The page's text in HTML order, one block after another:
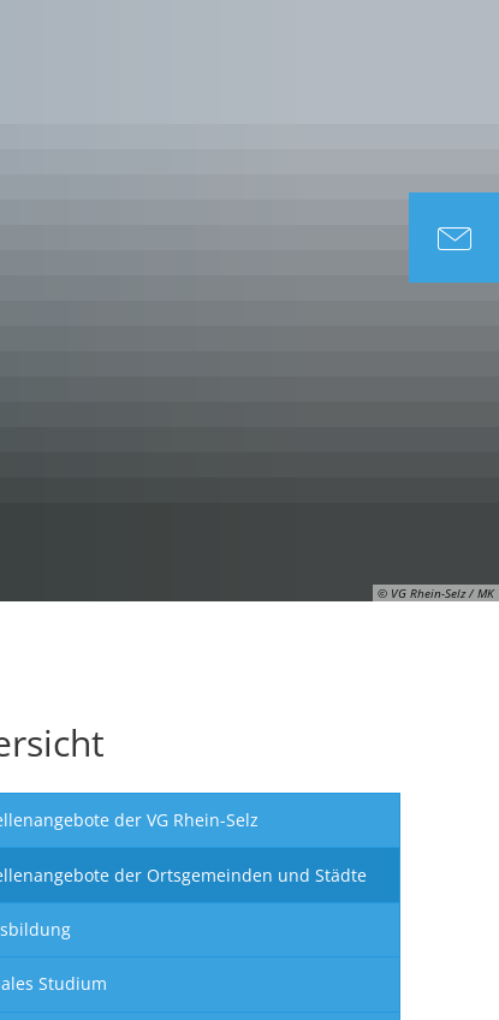
© VG Rhein-Selz / MK
der VG Rhein-Selz
der Ortsgemeinden und Städte
Studium